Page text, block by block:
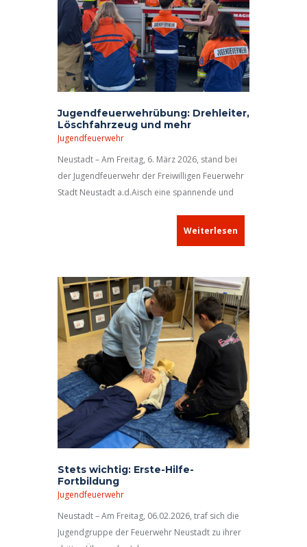
Jugendfeuerwehrübung: Drehleiter,
Löschfahrzeug und mehr
Jugendfeuerwehr
Neustadt – Am Freitag, 6. März 2026, stand bei
der Jugendfeuerwehr der Freiwilligen Feuerwehr
Stadt Neustadt a.d.Aisch eine spannende und
Weiterlesen
Stets wichtig: Erste-Hilfe-
Fortbildung
Jugendfeuerwehr
Neustadt – Am Freitag, 06.02.2026, traf sich die
Jugendgruppe der Feuerwehr Neustadt zu ihrer